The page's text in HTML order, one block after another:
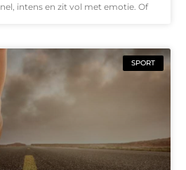
intens en zit vol met emotie. Of
SPORT